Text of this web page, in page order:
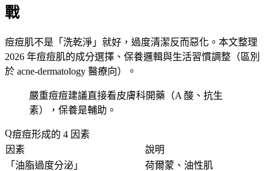
戰
痘痘肌不是「 洗乾淨 」就好，過度清潔反而惡化。本文整理
2026 年痘痘肌的成分選擇、保養邏輯與生活習慣調整（區別
於 acne-dermatology 醫療向）。
嚴重痘痘建議直接看皮膚科開藥（A 酸、抗生
素），保養是輔助。
痘痘形成的 4 因素
因素
說明
「 油脂過度分泌 」
荷爾蒙、油性肌